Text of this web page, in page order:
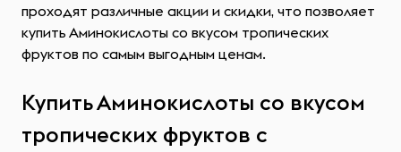
проходят различные акции и скидки, что позволяет
купить Аминокислоты со вкусом тропических
фруктов по самым выгодным ценам.
Купить Аминокислоты со вкусом
тропических фруктов с